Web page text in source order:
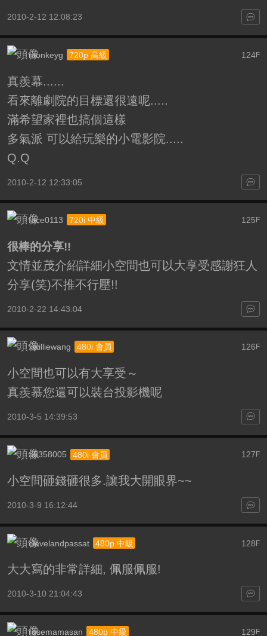
2010-2-12 12:08:23
124F
monkeyg 720p 高級
真羨幕......
看來離劇院的目標還很遠呢.....
滿希望家裡也搞個這樣
多氣派 可以給玩樂的小電影院.....
Q.Q
2010-2-12 12:33:05
125 F
face0113 720i 中級
很棒的分享!!
文情並茂介紹詳細小空間也可以大享受感謝狂人
分享(笑)不推不行壓!!
2010-2-22 14:43:04
126 F
xwilliewang 480i 會員
小空間也可以有大享受～
真羨慕您還可以裝台投影機呢
2010-3-5 14:39:53
127 F
a5358005 480i 會員
小空間砸錢砸很多.讓我大開眼界~~
2010-3-9 16:12:44
128F
clevelandpassat 480p 中級
大大寫的非常詳細, 佩服佩服!
2010-3-10 21:04:43
129F
rosemamasan 480p 中級